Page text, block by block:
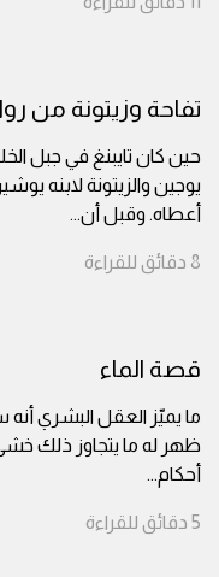
تفاحة وزيتونة من
حين كان تايبنغ في جبل
يوجين والزيتونة لابنه
أعطاه. وقبل أن...
8 دقائق للقراءة
قصة الماء
ما يميّز العقل البشري
ظهر له ما يتجاوز ذلك
أحكام...
5 دقائق للقراءة